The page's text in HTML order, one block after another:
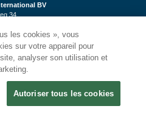
BV
34
les cookies », vous
sur votre appareil pour
analyser son utilisation et
Autoriser tous les cookies